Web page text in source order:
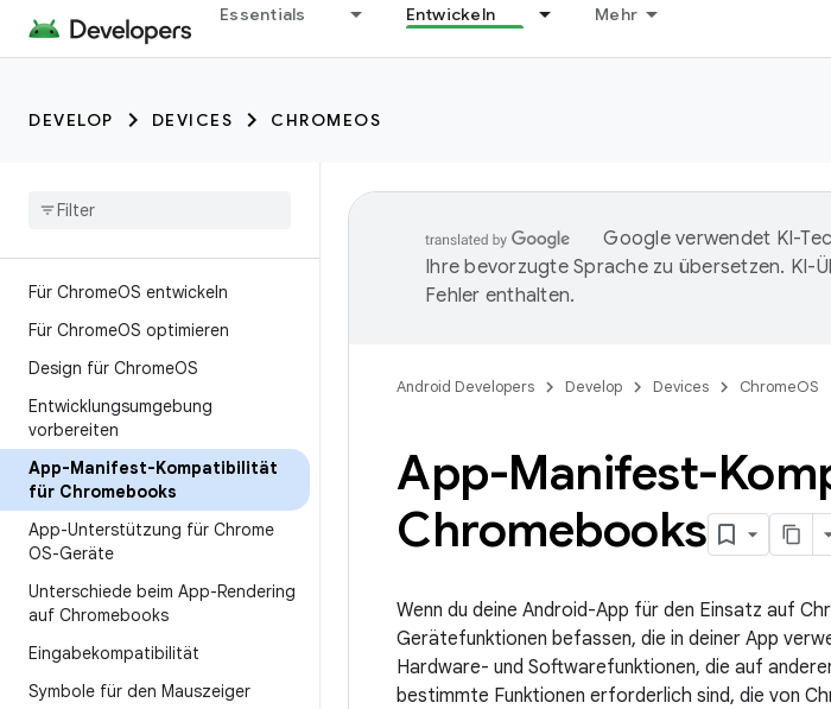
Essentials Entwickeln Mehr
DEVELOP DEVICES CHROMEOS
Für ChromeOS entwickeln
Für ChromeOS optimieren
Design für ChromeOS
Entwicklungsumgebung
vorbereiten
App-Manifest-Kompatibilität
für Chromebooks
App-Unterstützung für Chrome
OS-Geräte
Unterschiede beim App-Rendering
auf Chromebooks
Eingabekompatibilität
Symbole für den Mauszeiger
Google verwendet KI-
Ihre bevorzugte Sprache zu übersetzen. KI-
Fehler enthalten.
Android Developers Develop Devices ChromeOS
App-Manifest-
Chromebooks
Wenn du deine Android-App für den Einsatz auf
Gerätefunktionen befassen, die in deiner App
Hardware- und Softwarefunktionen, die auf
bestimmte Funktionen erforderlich sind, die von